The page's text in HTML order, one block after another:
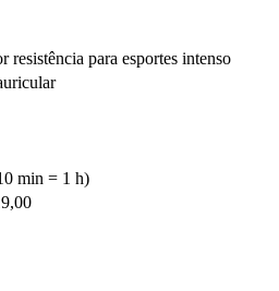
resistência para esportes intenso
min = 1 h)